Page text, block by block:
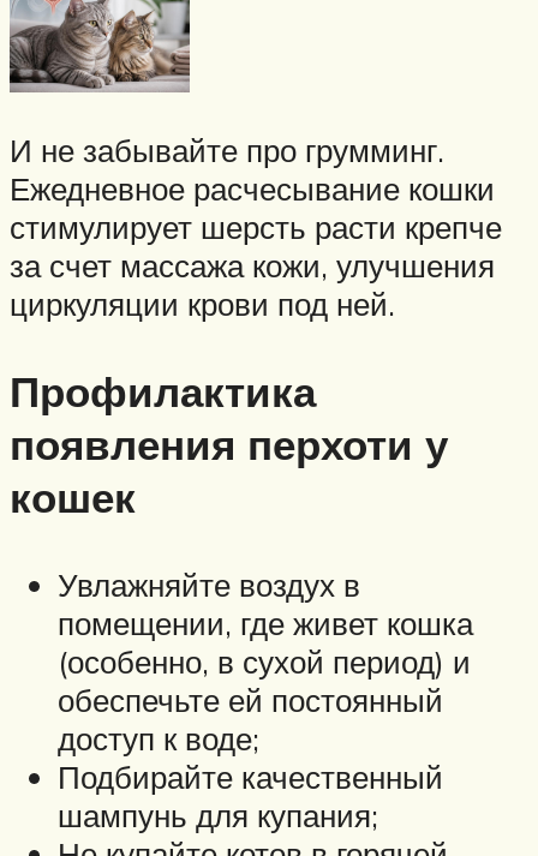
И не забывайте про грумминг.
Ежедневное расчесывание кошки
стимулирует шерсть расти крепче
за счет массажа кожи, улучшения
циркуляции крови под ней.
Профилактика
появления перхоти у
кошек
Увлажняйте воздух в
помещении, где живет кошка
(особенно, в сухой период) и
обеспечьте ей постоянный
доступ к воде;
Подбирайте качественный
шампунь для купания;